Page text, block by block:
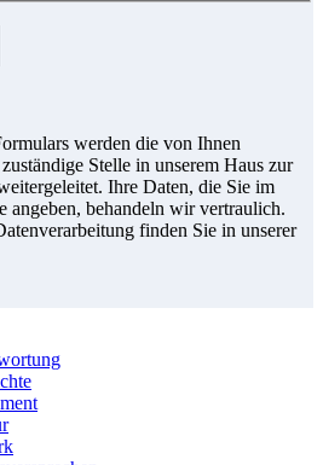
werden die von Ihnen
Stelle in unserem Haus zur
Ihre Daten, die Sie im
angeben, behandeln wir vertraulich.
finden Sie in unserer